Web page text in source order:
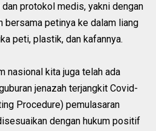
protokol medis, yakni dengan
bersama petinya ke dalam liang
peti, plastik, dan kafannya.
nasional kita juga telah ada
jenazah terjangkit Covid-
Procedure) pemulasaran
dengan hukum positif